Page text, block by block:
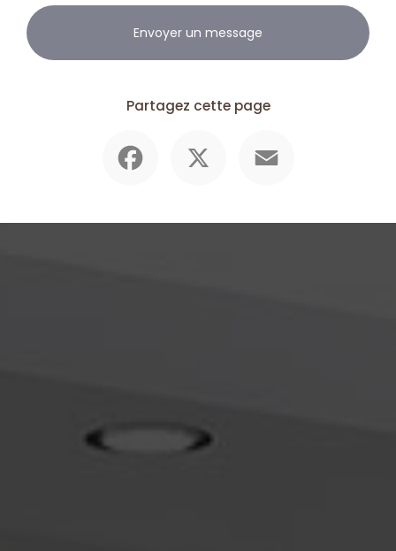
Envoyer un message
Partagez cette page